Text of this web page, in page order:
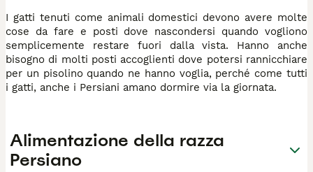
I gatti tenuti come animali domestici devono avere molte
cose da fare e posti dove nascondersi quando vogliono
semplicemente restare fuori dalla vista. Hanno anche
bisogno di molti posti accoglienti dove potersi rannicchiare
per un pisolino quando ne hanno voglia, perché come tutti
i gatti, anche i Persiani amano dormire via la giornata.
Alimentazione della razza
Persiano